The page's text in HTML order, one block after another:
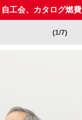
自工会、カタログ燃
(1/7)